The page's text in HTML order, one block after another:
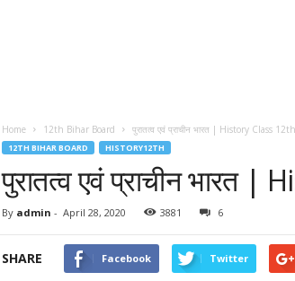
Home 12th Bihar Board पुरातत्व एवं प्राचीन भारत | History Class 12th
12TH BIHAR BOARD HISTORY12TH
पुरातत्व एवं प्राचीन भारत
By admin - April 28, 2020 3881 6
SHARE Facebook Twitter